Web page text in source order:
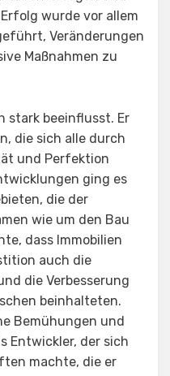
wurde vor allem
Veränderungen
Maßnahmen zu
stark beeinflusst. Er
die sich alle durch
und Perfektion
ging es
die der
wie um den Bau
dass Immobilien
auch die
die Verbesserung
beinhalteten.
Bemühungen und
Entwickler, der sich
machte, die er